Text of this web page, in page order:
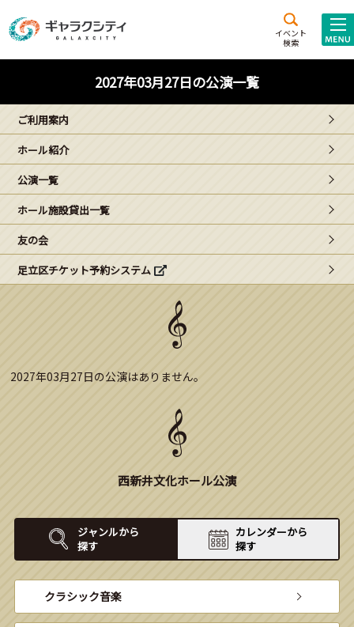
イベント
検索
施設案内
西新井
文化ホール
ギャラクシティとは
こどもみーてぃんぐ
Gがくえん
ブランドからのお知らせ
2027年03月27日の公演一覧
ご利用案内
ホール紹介
公演一覧
ホール施設貸出一覧
友の会
足立区チケット予約システム
2027年03月27日の公演はありません。
西新井文化ホール公演
ジャンルから
探す
カレンダーから
探す
クラシック音楽